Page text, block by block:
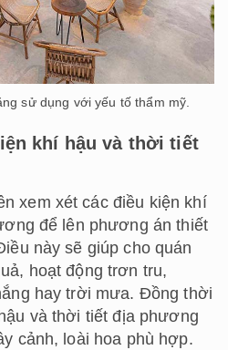
sử dụng với yếu tố thẩm mỹ.
khí hậu và thời tiết
xem xét các điều kiện khí
để lên phương án thiết
này sẽ giúp cho quán
hoạt động trơn tru,
hay trời mưa. Đồng thời
và thời tiết địa phương
cảnh, loài hoa phù hợp.